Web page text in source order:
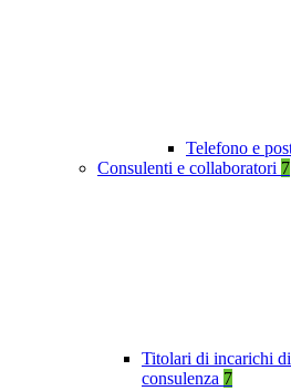
Telefono e
Consulenti e collaboratori 7
Titolari di incarichi
consulenza 7